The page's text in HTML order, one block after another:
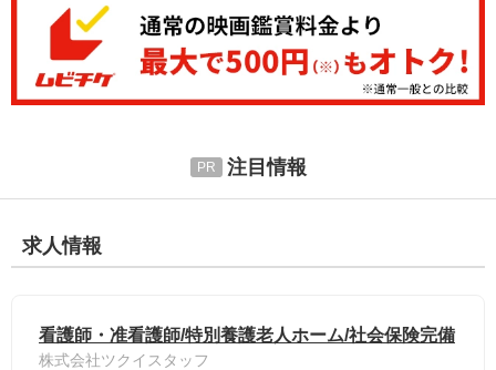
注目情報
求人情報
看護師・准看護師/特別養護老人ホーム/社会保険完備
株式会社ツクイスタッフ